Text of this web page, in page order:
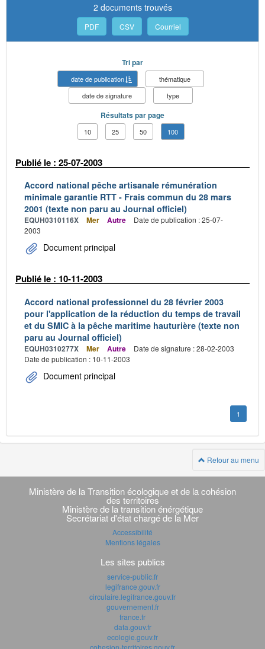
2 documents trouvés
PDF CSV Courriel
Tri par
date de publication
thématique
date de signature
type
Résultats par page
10 25 50 100
Publié le : 25-07-2003
Accord national pêche artisanale rémunération
minimale garantie RTT - Frais commun du 28 mars
2001 (texte non paru au Journal officiel)
EQUH0310116X Mer Autre
Date de publication : 25-07-
2003
Document principal
Publié le : 10-11-2003
Accord national professionnel du 28 février 2003
pour l'application de la réduction du temps de travail
et du SMIC à la pêche maritime hauturière (texte non
paru au Journal officiel)
EQUH0310277X Mer Autre
Date de signature : 28-02-2003
Date de publication : 10-11-2003
Document principal
1
Retour au menu
Navigation
transverse
Ministère de la Transition écologique et de la cohésion
des territoires
Ministère de la transition énérgétique
Secrétariat d'état chargé de la Mer
Accessibilité
Mentions légales
Les sites publics
service-public.fr
legifrance.gouv.fr
circulaire.legifrance.gouv.fr
gouvernement.fr
france.fr
data.gouv.fr
ecologie.gouv.fr
cohesion-territoires.gouv.fr